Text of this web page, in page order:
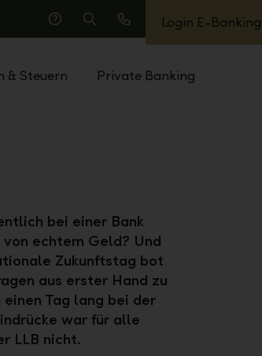
Hilfe
Suche
Anrufen
Login E-Banking
& Steuern Private Banking
bei einer Bank
echtem Geld? Und
Zukunftstag bot
aus erster Hand zu
Tag lang bei der
war für alle
LLB nicht.